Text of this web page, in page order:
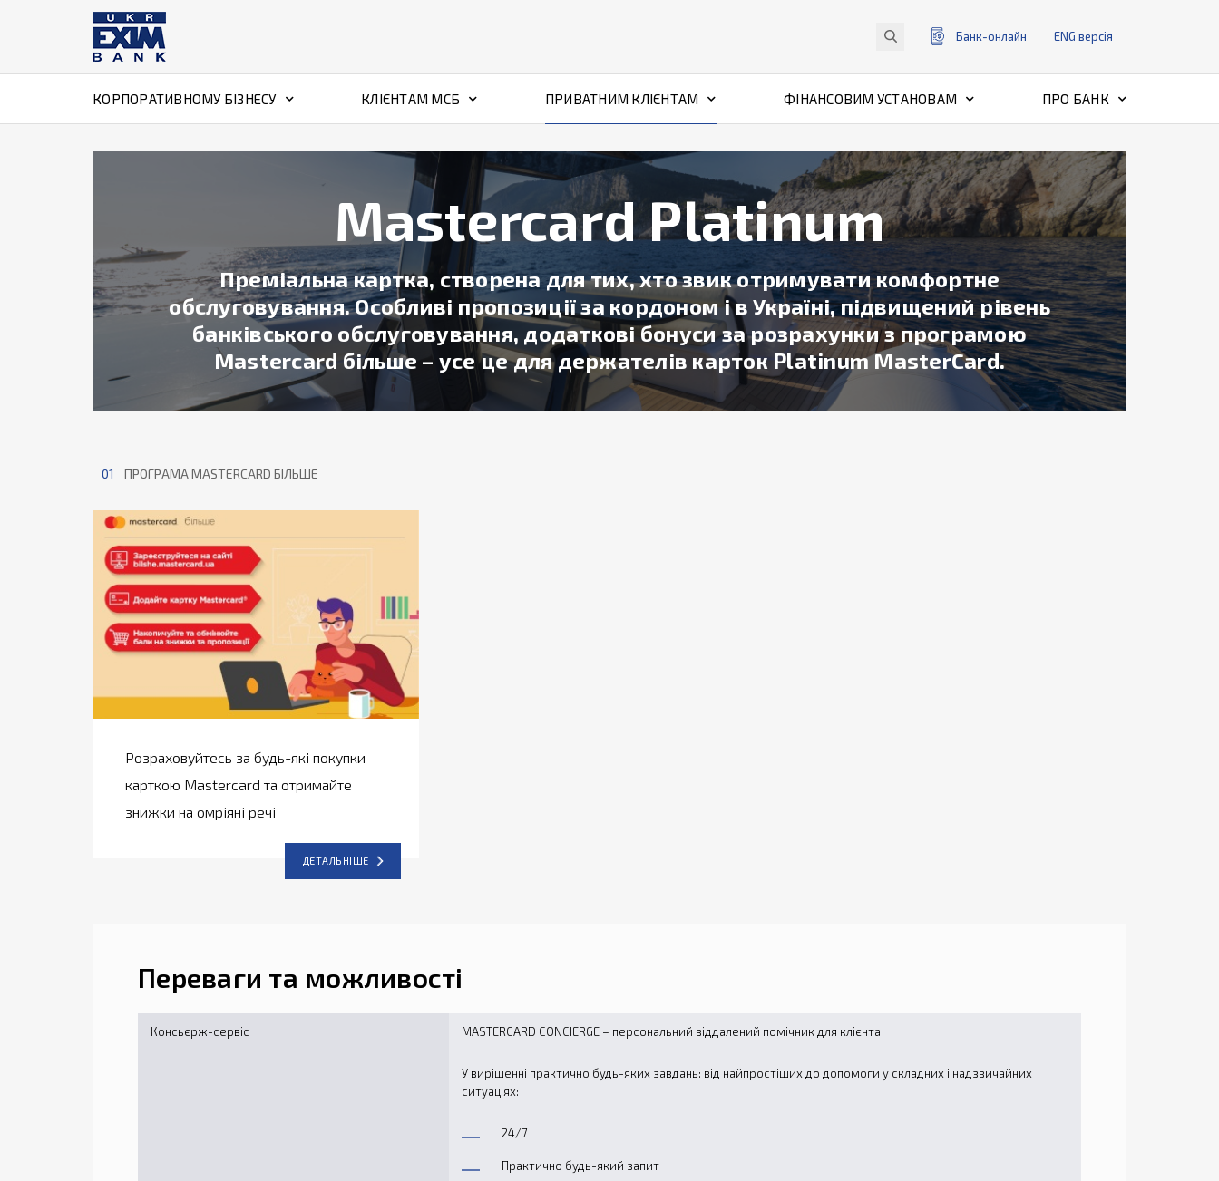
Банк-онлайн ENG версiя
КОРПОРАТИВНОМУ БІЗНЕСУ КЛІЄНТАМ МСБ ПРИВАТНИМ КЛІЄНТАМ ФІНАНСОВИМ УСТАНОВАМ ПРО БАНК
Mastercard Platinum
Преміальна картка, створена для тих, хто звик отримувати комфортне
обслуговування. Особливі пропозиції за кордоном і в Україні, підвищений рівень
банківського обслуговування, додаткові бонуси за розрахунки з програмою
Mastercard більше – усе це для держателів карток Platinum MasterCard.
01 ПРОГРАМА MASTERCARD БІЛЬШЕ
Розраховуйтесь за будь-які покупки
карткою Mastercard та отримайте
знижки на омріяні речі
ДЕТАЛЬНІШЕ
Переваги та можливості
Консьєрж-сервіс MASTERCARD CONCIERGE – персональний віддалений помічник для клієнта
У вирішенні практично будь-яких завдань: від найпростіших до допомоги у складних і надзвичайних
ситуаціях:
24/7
Практично будь-який запит